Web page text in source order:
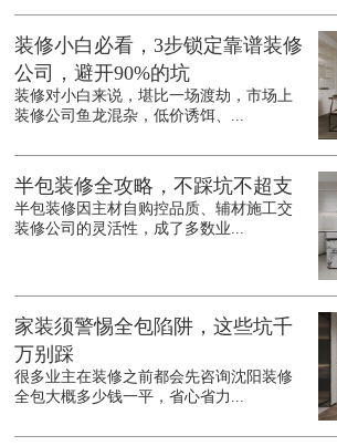
装修小白必看，3步锁定靠谱装修
公司，避开90%的坑
装修对小白来说，堪比一场渡劫，市场上
装修公司鱼龙混杂，低价诱饵、...
半包装修全攻略，不踩坑不超支
半包装修因主材自购控品质、辅材施工交
装修公司的灵活性，成了多数业...
家装须警惕全包陷阱，这些坑千
万别踩
很多业主在装修之前都会先咨询沈阳装修
全包大概多少钱一平，省心省力...